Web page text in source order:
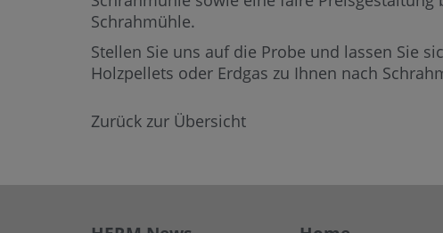
Schrahmühle.
Stellen Sie uns auf die Probe und lassen Sie
Holzpellets oder Erdgas zu Ihnen nach
Zurück zur Übersicht